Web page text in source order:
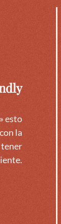
esto
la
tener